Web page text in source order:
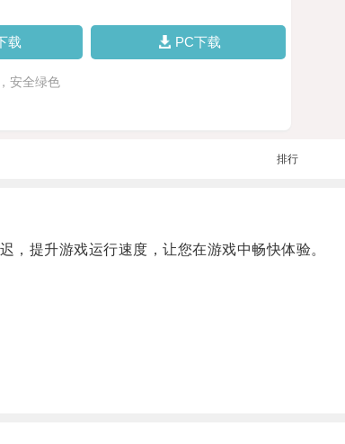
载 PC下载
安全绿色
排行
提升游戏运行速度，让您在游戏中畅快体验。